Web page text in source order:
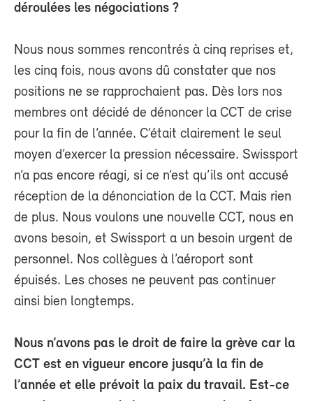
déroulées les négociations ?
Nous nous sommes rencontrés à cinq reprises et,
les cinq fois, nous avons dû constater que nos
positions ne se rapprochaient pas. Dès lors nos
membres ont décidé de dénoncer la CCT de crise
pour la fin de l’année. C’était clairement le seul
moyen d’exercer la pression nécessaire. Swissport
n’a pas encore réagi, si ce n’est qu’ils ont accusé
réception de la dénonciation de la CCT. Mais rien
de plus. Nous voulons une nouvelle CCT, nous en
avons besoin, et Swissport a un besoin urgent de
personnel. Nos collègues à l’aéroport sont
épuisés. Les choses ne peuvent pas continuer
ainsi bien longtemps.
Nous n’avons pas le droit de faire la grève car la
CCT est en vigueur encore jusqu’à la fin de
l’année et elle prévoit la paix du travail. Est-ce